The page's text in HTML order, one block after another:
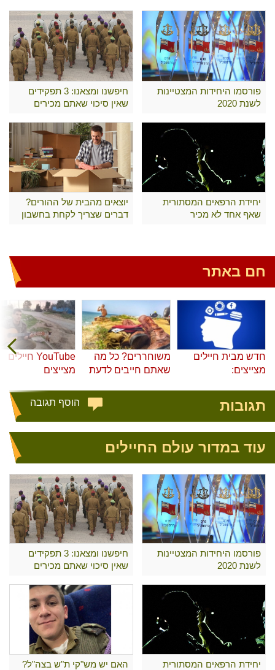
פורסמו היחידות המצטיינות
לשנת 2020
חיפשנו ומצאנו: 3 תפקידים
שאין סיכוי שאתם מכירים
יחידת הרפאים המסתורית
שאף אחד לא מכיר
יוצאים מהבית של ההורים?
דברים שצריך לקחת בחשבון
חם באתר
חדש מבית חיילים
מצייצים:
משוחררים? כל מה
שאתם חייבים לדעת
YouTube חיילים
מצייצים
תגובות הוסף תגובה
עוד במדור עולם החיילים
פורסמו היחידות המצטיינות
לשנת 2020
חיפשנו ומצאנו: 3 תפקידים
שאין סיכוי שאתם מכירים
יחידת הרפאים המסתורית
האם יש מש"קי ת"ש בצה"ל?